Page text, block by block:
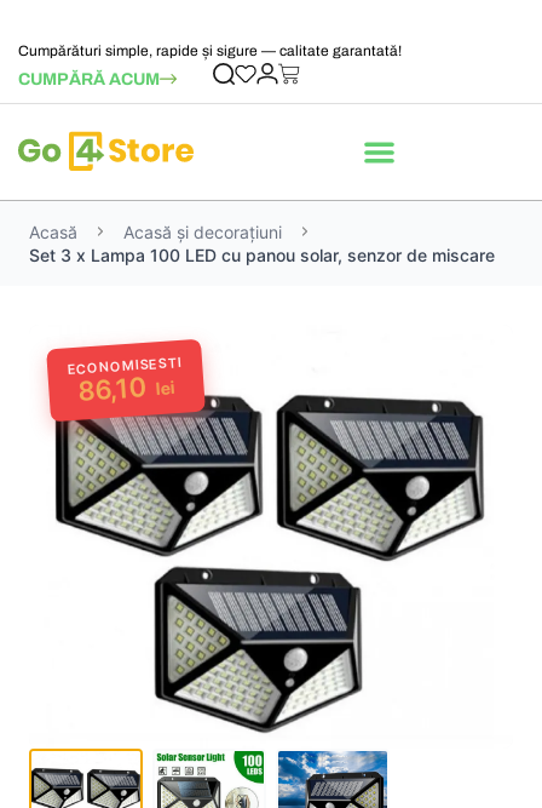
Cumpărături simple, rapide și sigure — calitate garantată!
CUMPĂRĂ ACUM
Acasă
Acasă și decorațiuni
Set 3 x Lampa 100 LED cu panou solar, senzor de miscare
ECONOMISESTI
86,10 lei